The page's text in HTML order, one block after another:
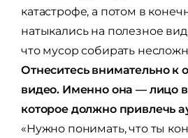
катастрофе, а потом в
натыкались на полезное
что мусор собирать
Отнеситесь внимательно к
видео. Именно она — лицо
которое должно привлечь
«Нужно понимать, что ты